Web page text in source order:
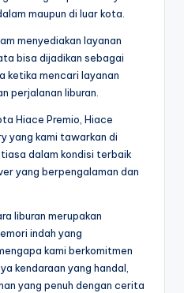
maupun di luar kota.
menyediakan layanan
bisa dijadikan sebagai
ketika mencari layanan
perjalanan liburan.
Hiace Premio, Hiace
yang kami tawarkan di
dalam kondisi terbaik
yang berpengalaman dan
liburan merupakan
indah yang
kami berkomitmen
kendaraan yang handal,
yang penuh dengan cerita